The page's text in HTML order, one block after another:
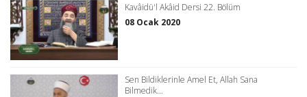
Kavâidü'l Akâid Dersi 22. Bölüm
08 Ocak 2020
Sen Bildiklerinle Amel Et, Allah Sana
Bilmedik...